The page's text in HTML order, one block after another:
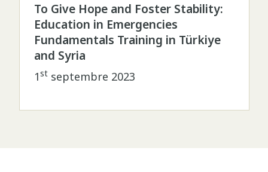
To Give Hope and Foster Stability:
Education in Emergencies
Fundamentals Training in Türkiye
and Syria
1st septembre 2023